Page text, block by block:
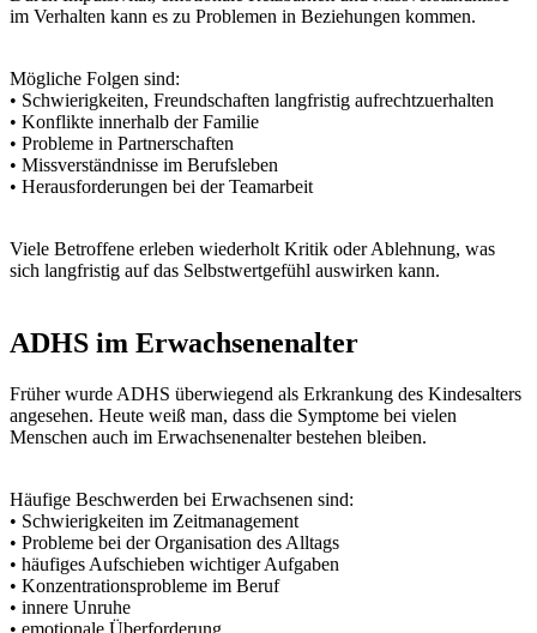
im Verhalten kann es zu Problemen in Beziehungen kommen.
Mögliche Folgen sind:
• Schwierigkeiten, Freundschaften langfristig aufrechtzuerhalten
• Konflikte innerhalb der Familie
• Probleme in Partnerschaften
• Missverständnisse im Berufsleben
• Herausforderungen bei der Teamarbeit
Viele Betroffene erleben wiederholt Kritik oder Ablehnung, was
sich langfristig auf das Selbstwertgefühl auswirken kann.
ADHS im Erwachsenenalter
Früher wurde ADHS überwiegend als Erkrankung des Kindesalters
angesehen. Heute weiß man, dass die Symptome bei vielen
Menschen auch im Erwachsenenalter bestehen bleiben.
Häufige Beschwerden bei Erwachsenen sind:
• Schwierigkeiten im Zeitmanagement
• Probleme bei der Organisation des Alltags
• häufiges Aufschieben wichtiger Aufgaben
• Konzentrationsprobleme im Beruf
• innere Unruhe
• emotionale Überforderung